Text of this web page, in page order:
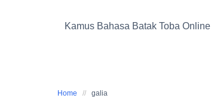
Kamus Bahasa Batak Toba Online
Home galia